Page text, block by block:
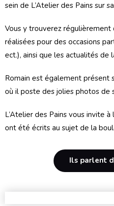
sein de L’Atelier des Pains sur
Vous y trouverez
réalisées pour des occasions
ect.), ainsi que les actualités de
Romain est également présent
où il poste des jolies photos de
L’Atelier des Pains vous invite
ont été écrits au sujet de la
Ils parlent